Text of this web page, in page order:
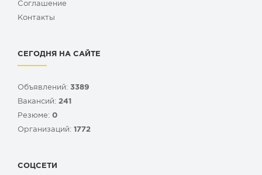
Cоглашение
Контакты
СЕГОДНЯ НА САЙТЕ
Объявлений: 3389
Вакансий: 241
Резюме: 0
Организаций: 1772
СОЦСЕТИ